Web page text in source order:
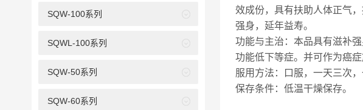
效成份，具有扶助人体正气
强身，延年益寿。
功能与主治：本品具有滋补
功能低下等症。并可作为癌症
服用方法：口服，一天三次
保存条件：低温干燥保存。
SQW-100系列
SQWL-100系列
SQW-50系列
SQW-60系列